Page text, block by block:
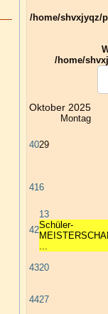
/home/shvxjyqz/
/home/
Oktober 2025
Montag
4029
416
42
13
Schüler-
4320
4427